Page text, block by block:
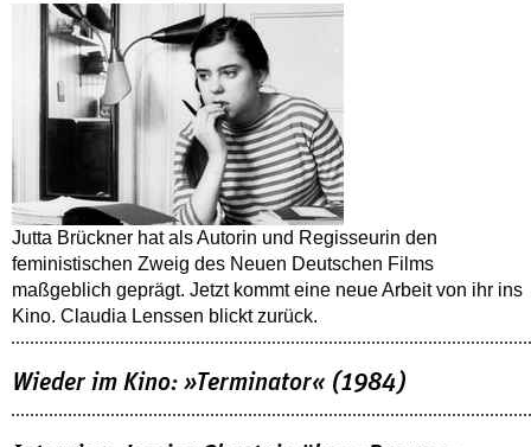
Jutta Brückner hat als Autorin und Regisseurin den
feministischen Zweig des Neuen Deutschen Films
maßgeblich geprägt. Jetzt kommt eine neue Arbeit von ihr ins
Kino. Claudia Lenssen blickt zurück.
Wieder im Kino: »Terminator« (1984)